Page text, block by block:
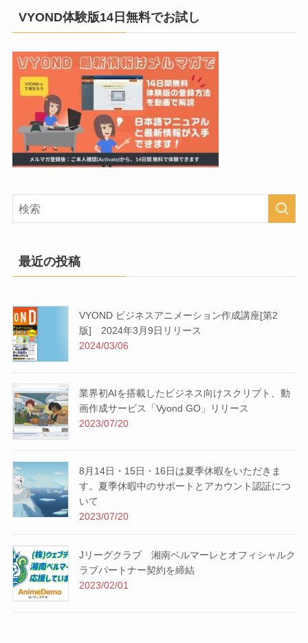
VYOND体験版14日無料でお試し
最近の投稿
VYOND ビジネスアニメーション作成講座[第2
版] 2024年3月9日リリース
2024/03/06
業界初AIを搭載したビジネス向けスクリプト、動
画作成サービス「Vyond GO」リリース
2023/07/20
8月14日・15日・16日は夏季休暇をいただきま
す。夏季休暇中のサポートとアカウント認証につ
いて
2023/07/20
Jリーグクラブ 湘南ベルマーレとオフィシャルク
ラブパートナー契約を締結
2023/02/01